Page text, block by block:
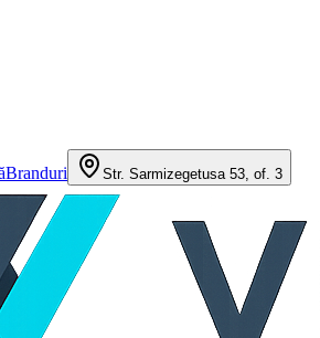
Branduri Str. Sarmizegetusa 53, of. 3